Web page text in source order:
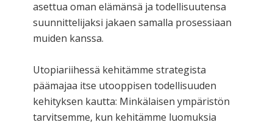
asettua oman elämänsä ja todellisuutensa
suunnittelijaksi jakaen samalla prosessiaan
muiden kanssa.
Utopiariihessä kehitämme strategista
päämajaa itse utooppisen todellisuuden
kehityksen kautta: Minkälaisen ympäristön
tarvitsemme, kun kehitämme luomuksia